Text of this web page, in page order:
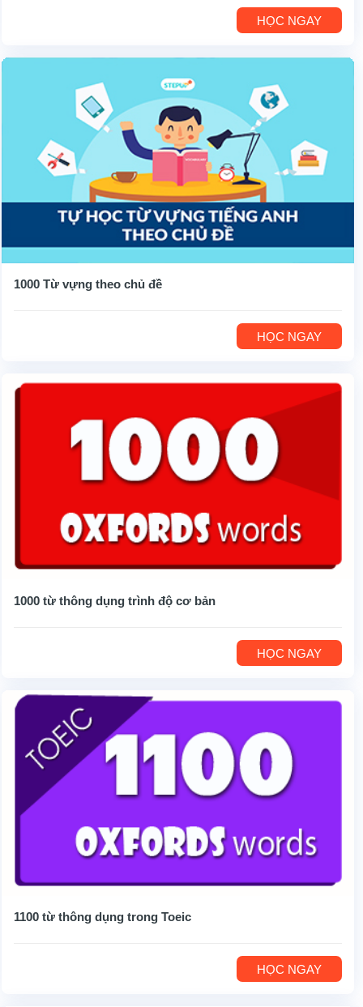
HỌC NGAY
1000 Từ vựng theo chủ đề
HỌC NGAY
1000 từ thông dụng trình độ cơ bản
HỌC NGAY
1100 từ thông dụng trong Toeic
HỌC NGAY